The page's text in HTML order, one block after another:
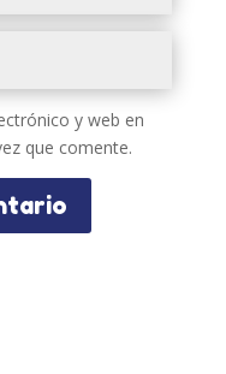
y web en
que comente.